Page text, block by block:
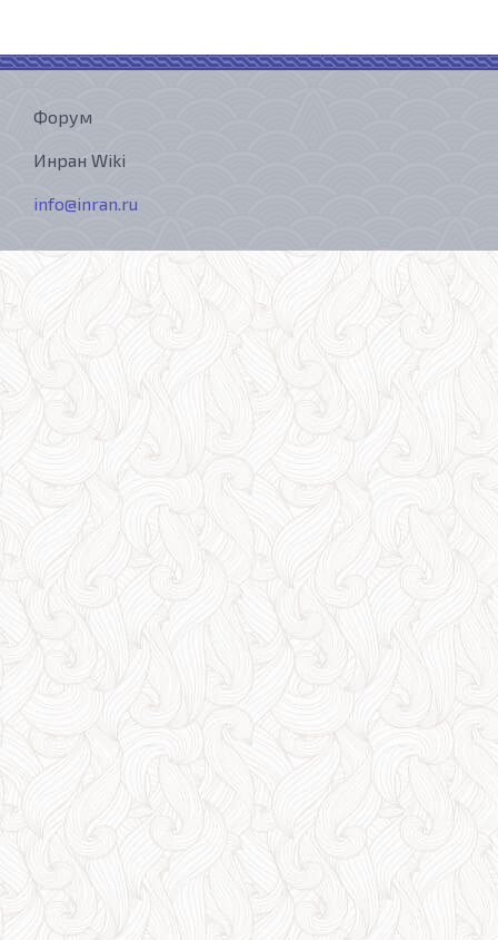
Форум
Инран Wiki
info@inran.ru